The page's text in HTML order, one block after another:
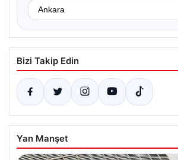
Bizi Takip Edin
Yan Manşet